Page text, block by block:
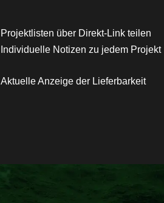
Projektlisten über Direkt-Link teilen
Individuelle Notizen zu jedem Projekt
Aktuelle Anzeige der Lieferbarkeit